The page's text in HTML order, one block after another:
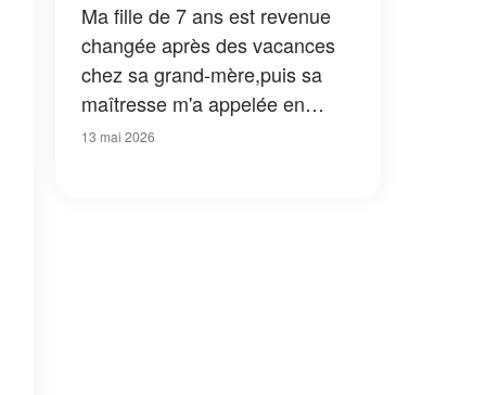
Ma fille de 7 ans est revenue
changée après des vacances
chez sa grand-mère,puis sa
maîtresse m'a appelée en
s'écriant : « Il faut que vous
13 mai 2026